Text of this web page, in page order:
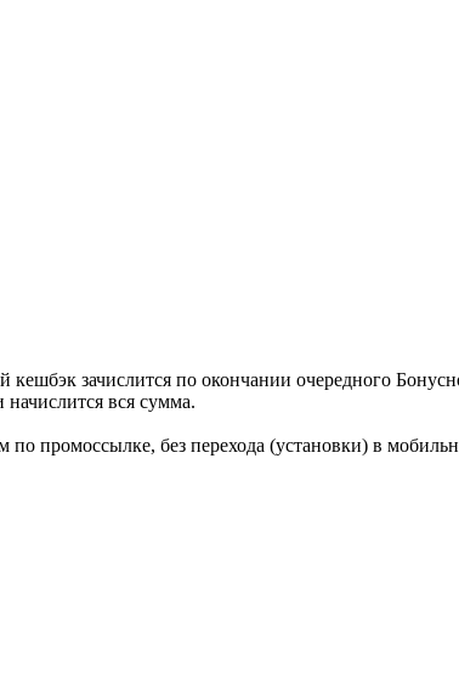
зачислится по окончании очередного
вся сумма.
промоссылке, без перехода (установки) в